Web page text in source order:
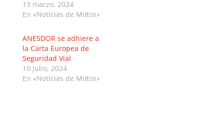
13 marzo, 2024
En «Noticias de Motos»
ANESDOR se adhiere a
la Carta Europea de
Seguridad Vial
10 julio, 2024
En «Noticias de Motos»